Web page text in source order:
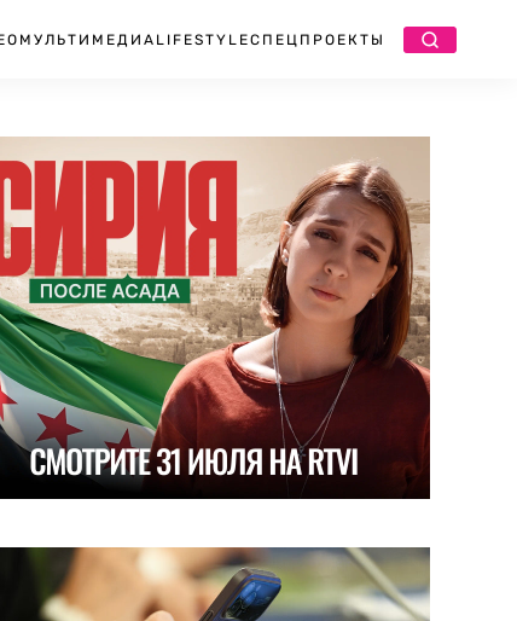
МУЛЬТИМЕДИА LIFESTYLEСПЕЦПРОЕКТЫ